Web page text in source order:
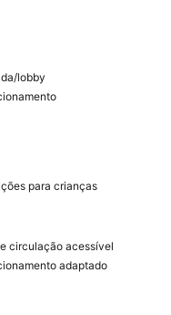
lobby
para crianças
circulação acessível
adaptado